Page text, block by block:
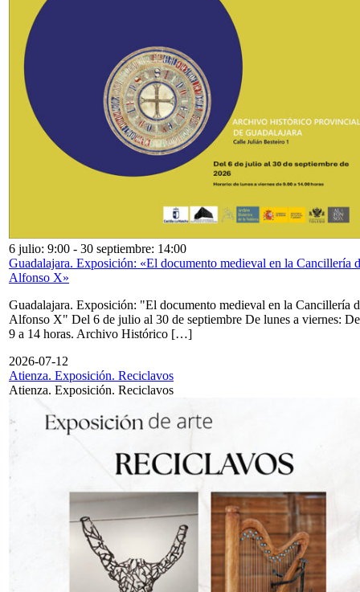
6 julio: 9:00 - 30 septiembre: 14:00
Guadalajara. Exposición: «El documento medieval en la Cancillería
Alfonso X»
Guadalajara. Exposición: "El documento medieval en la Cancillería
Alfonso X" Del 6 de julio al 30 de septiembre De lunes a viernes: De
9 a 14 horas. Archivo Histórico […]
2026-07-12
Atienza. Exposición. Reciclavos
Atienza. Exposición. Reciclavos